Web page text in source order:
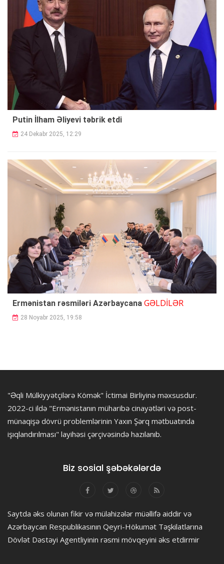
Putin İlham Əliyevi təbrik etdi
24 Dekabr 2025, 12:29
Ermənistan rəsmiləri Azərbaycana GƏLDİLƏR
28 Noyabr 2025, 19:58
"Əqli Mülkiyyətçilərə Kömək" İctimai Birliyinə məxsusdur.
2022-ci ildə "Ermənistanın müharibə cinayətləri və post-
münaqişə dövrü problemlərinin Yaxın Şərq mətbuatında
işıqlandırılması" layihəsi çərçivəsində hazılanıb.
Biz sosial şəbəkələrdə
Saytda əks olunan fikir və mülahizələr müəllifə aiddir və
Azərbaycan Respublikasının Qeyri-Hökumət Təşkilatlarına
Dövlət Dəstəyi Agentliyinin rəsmi mövqeyini əks etdirmir